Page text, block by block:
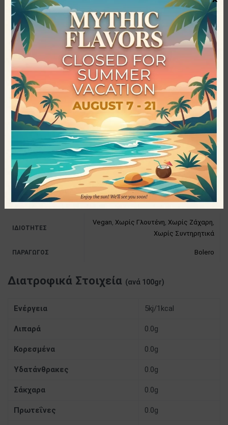
παραγωγή υγιεινών, δροσερών φρουτοποτών και τσαγιών
σε σκόνη. Ξεκίνησε την πορεία της τη δεκαετία του ’90 και
μέχρι σήμερα έχει καταφέρει να κατέχει μία από τις
πρώτες θέσεις στον παγκόσμιο χώρο των ροφημάτων,
στηριζόμενη πάντα στη συνεχή έρευνα και ανάπτυξη, τη
χρησιμοποίηση κορυφαίας ποιότητας συστατικών, αλλά και
τον σύγχρονο εξοπλισμό. Η Bolero έχει στην κατοχή της μία
γκάμα με πάνω από 80 γεύσεις ποτών σε σκόνη, που
καλύπτουν όλα τα γούστα και προσφέρουν ενυδάτωση,
ενέργεια και αναζωογόνηση με τον πιο υγιεινό τρόπο,
κερδίζοντας έτσι την αγάπη, την εμπιστοσύνη και την
ευχαρίστηση των καταναλωτών σε κάθε γωνιά του
πλανήτη!
Προδιαγραφές
ΙΔΙΌΤΗΤΕΣ
Vegan Χωρίς Γλουτένη Χωρίς Ζάχαρη
Χωρίς Συντηρητικά
ΠΑΡΑΓΩΓΌΣ Bolero
Διατροφικά Στοιχεία (ανά 100gr)
Ενέργεια 5kj/1kcal
Λιπαρά 0.0g
Κορεσμένα 0.0g
Υδατάνθρακες 0.0g
Σάκχαρα 0.0g
Πρωτεΐνες 0.0g